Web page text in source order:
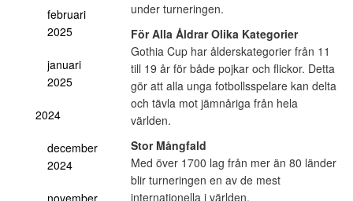
februari
2025
januari
2025
2024
december
2024
november
under turneringen.
För Alla Åldrar Olika Kategorier
Gothia Cup har ålderskategorier från 11
till 19 år för både pojkar och flickor. Detta
gör att alla unga fotbollsspelare kan delta
och tävla mot jämnåriga från hela
världen.
Stor Mångfald
Med över 1700 lag från mer än 80 länder
blir turneringen en av de mest
internationella i världen.